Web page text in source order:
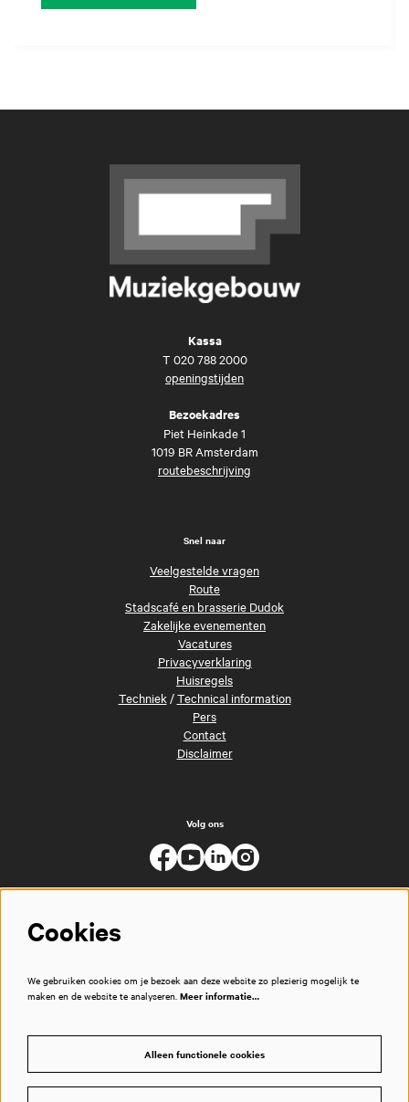
Kassa
T 020 788 2000
openingstijden
Bezoekadres
Piet Heinkade 1
1019 BR Amsterdam
routebeschrijving
Snel naar
Veelgestelde vragen
Route
Stadscafé en brasserie Dudok
Zakelijke evenementen
Vacatures
Privacyverklaring
Huisregels
Techniek/Technical information
Pers
Contact
Disclaimer
Volg ons
Cookies
We gebruiken cookies om je bezoek aan deze website zo plezierig mogelijk te
maken en de website te analyseren. Meer informatie…
Alleen functionele cookies